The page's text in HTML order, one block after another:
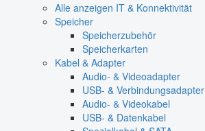
Alle anzeigen IT & Konnektivität
Speicher
Speicherzubehör
Speicherkarten
Kabel & Adapter
Audio- & Videoadapter
USB- & Verbindungsadapter
Audio- & Videokabel
USB- & Datenkabel